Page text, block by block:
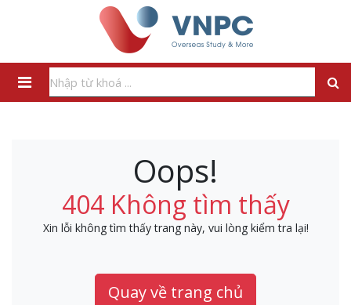
Oops!
404 Không tìm thấy
Xin lỗi không tìm thấy trang này, vui lòng kiểm tra lại!
Quay về trang chủ